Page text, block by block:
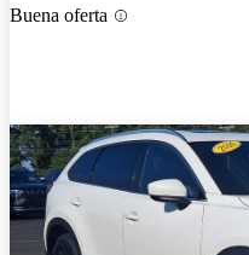
Buena oferta